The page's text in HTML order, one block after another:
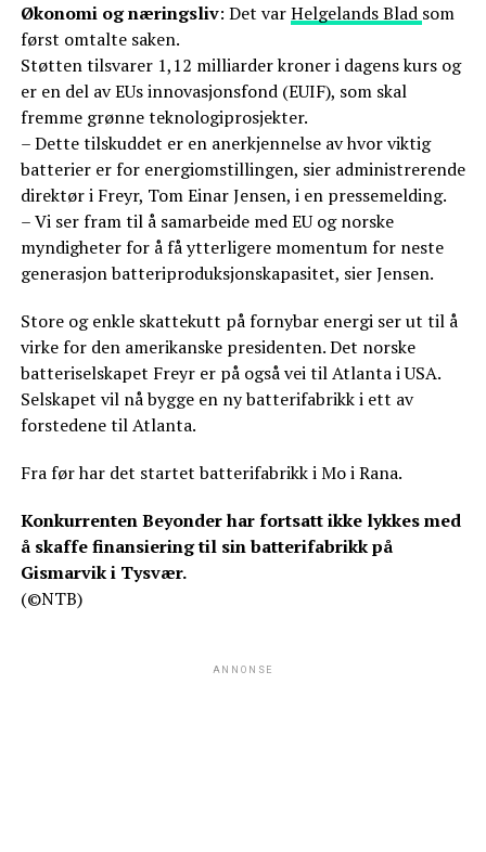
Økonomi og næringsliv: Det varHelgelands Blad som
først omtalte saken.
Støtten tilsvarer 1,12 milliarder kroner i dagens kurs og
er en del av EUs innovasjonsfond (EUIF), som skal
fremme grønne teknologiprosjekter.
– Dette tilskuddet er en anerkjennelse av hvor viktig
batterier er for energiomstillingen, sier administrerende
direktør i Freyr, Tom Einar Jensen, i en pressemelding.
– Vi ser fram til å samarbeide med EU og norske
myndigheter for å få ytterligere momentum for neste
generasjon batteriproduksjonskapasitet, sier Jensen.
Store og enkle skattekutt på fornybar energi ser ut til å
virke for den amerikanske presidenten. Det norske
batteriselskapet Freyr er på også vei til Atlanta i USA.
Selskapet vil nå bygge en ny batterifabrikk i ett av
forstedene til Atlanta.
Fra før har det startet batterifabrikk i Mo i Rana.
Konkurrenten Beyonder har fortsatt ikke lykkes med
å skaffe finansiering til sin batterifabrikk på
Gismarvik i Tysvær.
(©NTB)
ANNONSE